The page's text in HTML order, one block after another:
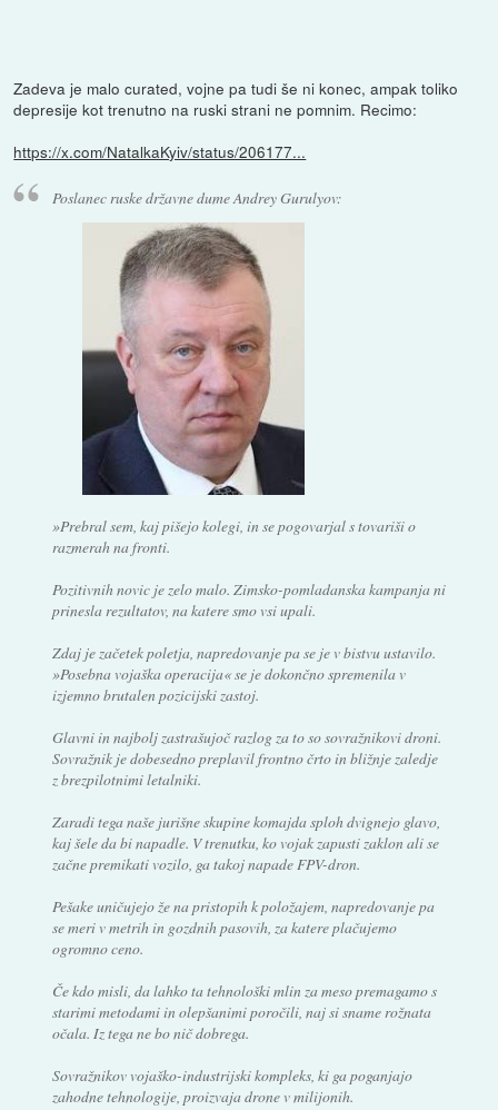
Zadeva je malo curated, vojne pa tudi še ni konec, ampak toliko
depresije kot trenutno na ruski strani ne pomnim. Recimo:
https://x.com/NatalkaKyiv/status/206177...
Poslanec ruske državne dume Andrey Gurulyov:
»Prebral sem, kaj pišejo kolegi, in se pogovarjal s tovariši o
razmerah na fronti.
Pozitivnih novic je zelo malo. Zimsko-pomladanska kampanja ni
prinesla rezultatov, na katere smo vsi upali.
Zdaj je začetek poletja, napredovanje pa se je v bistvu ustavilo.
»Posebna vojaška operacija« se je dokončno spremenila v
izjemno brutalen pozicijski zastoj.
Glavni in najbolj zastrašujoč razlog za to so sovražnikovi droni.
Sovražnik je dobesedno preplavil frontno črto in bližnje zaledje
z brezpilotnimi letalniki.
Zaradi tega naše jurišne skupine komajda sploh dvignejo glavo,
kaj šele da bi napadle. V trenutku, ko vojak zapusti zaklon ali se
začne premikati vozilo, ga takoj napade FPV-dron.
Pešake uničujejo že na pristopih k položajem, napredovanje pa
se meri v metrih in gozdnih pasovih, za katere plačujemo
ogromno ceno.
Če kdo misli, da lahko ta tehnološki mlin za meso premagamo s
starimi metodami in olepšanimi poročili, naj si sname rožnata
očala. Iz tega ne bo nič dobrega.
Sovražnikov vojaško-industrijski kompleks, ki ga poganjajo
zahodne tehnologije, proizvaja drone v milijonih.